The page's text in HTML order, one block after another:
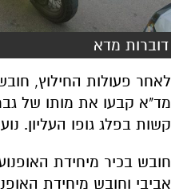
דוברות מדא
לאחר פעולות החילוץ,
קשות בפלג גופו העליון.
חובש בכיר מיחידת
אביבי וחובש מיחידת